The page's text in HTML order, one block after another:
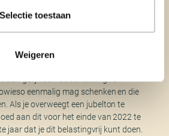
Selectie toestaan
Weigeren
dit jaar nog te
eigen woning (jubelton) wordt per
eenmalig mag schenken en die
Als je overweegt een jubelton te
aan dit voor het einde van 2022 te
jaar dat je dit belastingvrij kunt doen.